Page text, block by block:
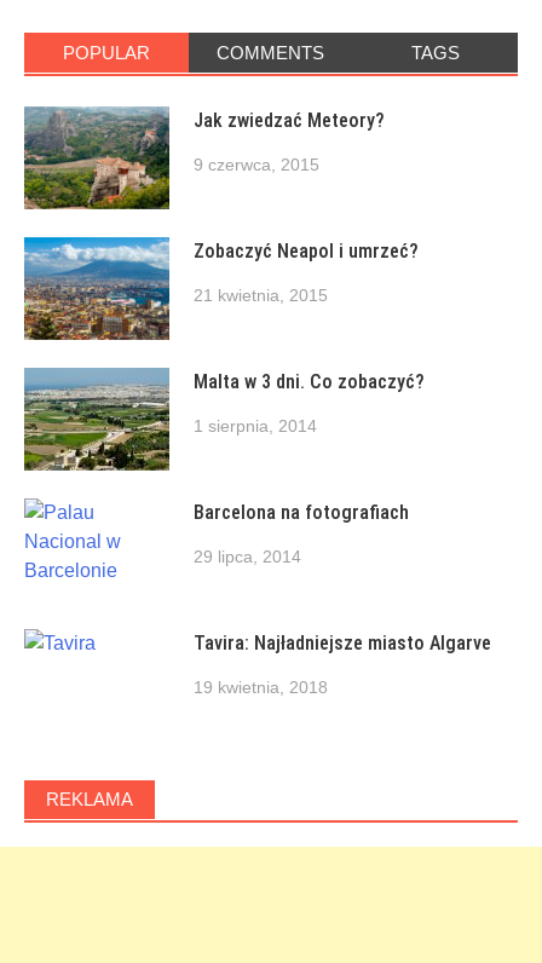
POPULAR COMMENTS TAGS
Jak zwiedzać Meteory?
9 czerwca, 2015
Zobaczyć Neapol i umrzeć?
21 kwietnia, 2015
Malta w 3 dni. Co zobaczyć?
1 sierpnia, 2014
Barcelona na fotografiach
29 lipca, 2014
Tavira: Najładniejsze miasto Algarve
19 kwietnia, 2018
REKLAMA